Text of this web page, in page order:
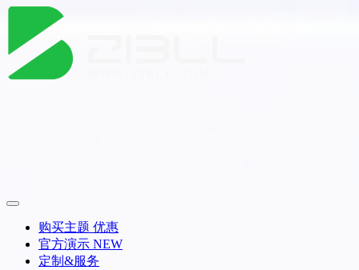
购买主题 优惠
官方演示 NEW
定制&服务